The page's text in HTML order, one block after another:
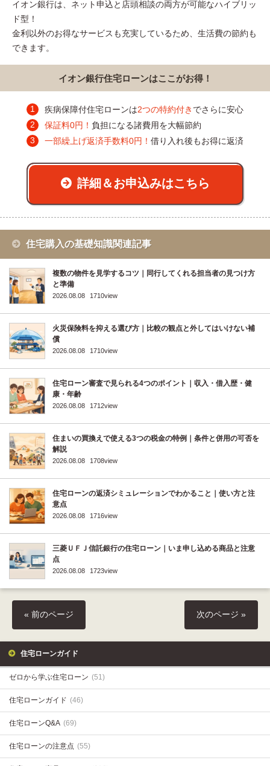
イオン銀行は、ネット申込と店頭相談の両方が可能なハイブリッ
ド型！
金利以外のお得なサービスも充実しているため、生活費の節約も
できます。
イオン銀行住宅ローンはここがお得！
疾病保障付住宅ローンは2つの特約付き でさらに安心
保証料0円！ 負担になる諸費用を大幅節約
一部繰上げ返済手数料0円！ 借り入れ後もお得に返済
詳細＆お申込みはこちら
住宅購入の基礎知識関連記事
複数の物件を見学するコツ｜同行してくれる担当者の見つけ方
と準備
2026.08.08 1710view
火災保険料を抑える選び方｜比較の観点と外してはいけない補
償
2026.08.08 1710view
住宅ローン審査で見られる4つのポイント｜収入・借入歴・健
康・年齢
2026.08.08 1712view
住まいの買換えで使える3つの税金の特例｜条件と併用の可否を
解説
2026.08.08 1708view
住宅ローンの返済シミュレーションでわかること｜使い方と注
意点
2026.08.08 1716view
三菱ＵＦＪ信託銀行の住宅ローン｜いま申し込める商品と注意
点
2026.08.08 1723view
« 前のページ 次のページ »
住宅ローンガイド
ゼロから学ぶ住宅ローン (51)
住宅ローンガイド (46)
住宅ローンQ&A (69)
住宅ローンの注意点 (55)